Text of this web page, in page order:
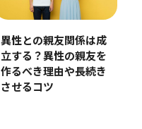
異性との親友関係は成
立する？異性の親友を
作るべき理由や長続き
させるコツ